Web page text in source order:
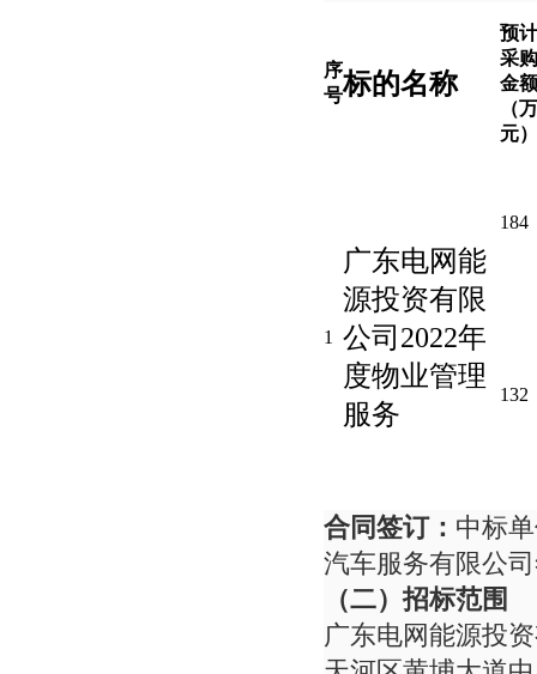
序
号标的名称
预计
采购
金额
（万
元）
1
广东电网能
源投资有限
公司2022年
度物业管理
服务
184
132
合同签订： 中标
汽车服务有限公
（二）招标范围
广东电网能源投